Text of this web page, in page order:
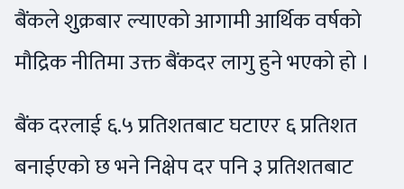
बैंकले शुुक्रबार ल्याएको आगामी आर्थिक वर्षको
मौद्रिक नीतिमा उक्त बैंकदर लागु हुने भएको हो ।
बैंक दरलाई ६.५ प्रतिशतबाट घटाएर ६ प्रतिशत
बनाईएको छ भने निक्षेप दर पनि ३ प्रतिशतबाट